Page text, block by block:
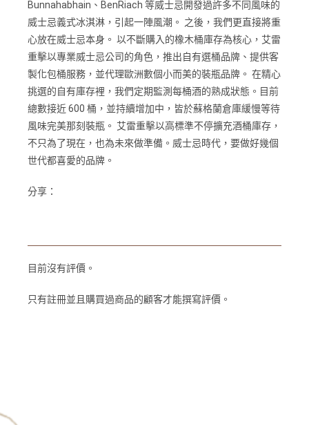
Bunnahabhain、BenRiach 等威士忌開發過許多不同風味的
威士忌義式冰淇淋，引起一陣風潮。 之後，我們更直接將重
心放在威士忌本身。 以不斷購入的橡木桶庫存為核心，艾雷
重擊以專業威士忌公司的角色，推出自有選桶品牌、提供客
製化包桶服務，並代理歐洲數個小而美的裝瓶品牌。 在精心
挑選的自有庫存裡，我們定期監測每桶酒的熟成狀態。目前
總數接近 600 桶，並持續增加中，皆於蘇格蘭倉庫緩慢等待
風味完美那刻裝瓶。 艾雷重擊以高標準不停擴充酒桶庫存，
不只為了現在，也為未來做準備。威士忌時代，要做好幾個
世代都喜愛的品牌。
分享：
目前沒有評價。
只有註冊並且購買過商品的顧客才能撰寫評價。